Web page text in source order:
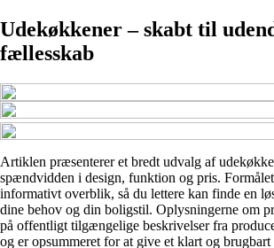
Udekøkkener – skabt til
fællesskab
Artiklen præsenterer et bredt udvalg af
spændvidden i design, funktion og pris.
informativt overblik, så du lettere kan finde en
dine behov og din boligstil. Oplysningerne om
på offentligt tilgængelige beskrivelser fra
og er opsummeret for at give et klart og